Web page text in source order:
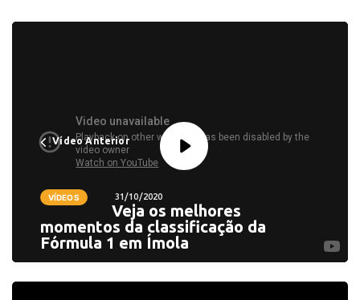
Vídeo Anterior
VÍDEOS 31/10/2020
Veja os melhores
momentos da classificação da
Fórmula 1 em Ímola